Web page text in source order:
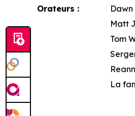
Orateurs :
Matt
Tom
La